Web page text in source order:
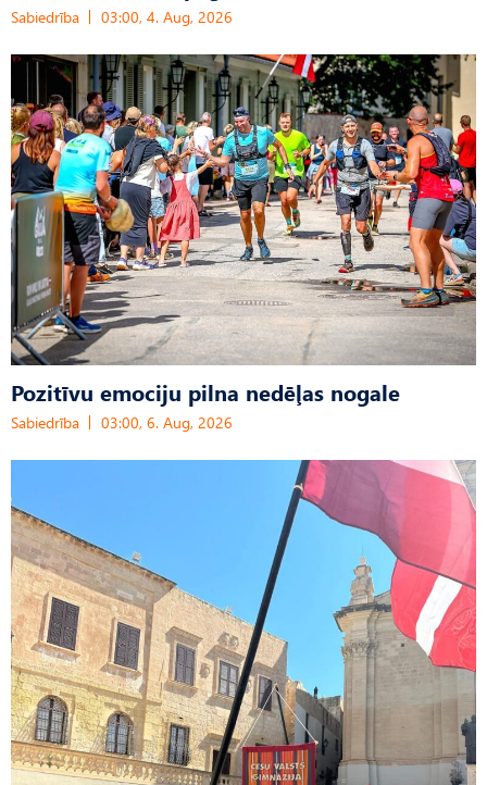
Sabiedrība 03:00, 4. Aug, 2026
Pozitīvu emociju pilna nedēļas nogale
Sabiedrība 03:00, 6. Aug, 2026